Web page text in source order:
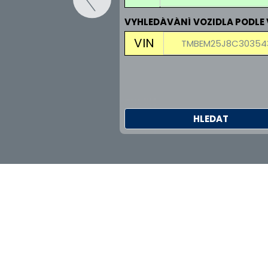
VYHLEDÁVÁNÍ VOZIDLA PODLE
VIN
HLEDAT